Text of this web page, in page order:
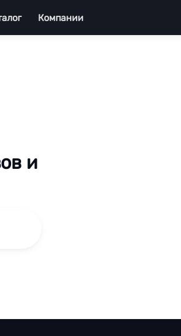
Компании
и